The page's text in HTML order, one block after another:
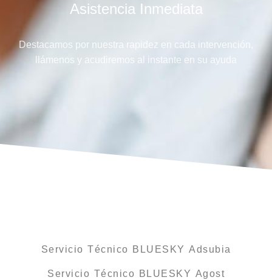
Asistencia Inmediata
Destacamos por nuestra rapidez en cada intervención,
llámenos y acudiremos al instante en su ayuda
Servicio Técnico BLUESKY Adsubia
Servicio Técnico BLUESKY Agost